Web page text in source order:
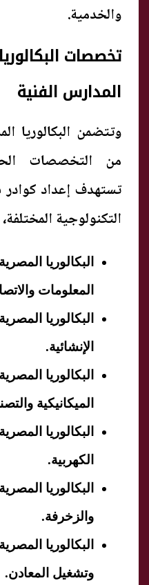
والخدمية.
تخصصات
المدارس الفنية
وتتضمن البكالوريا
من التخصصات
تستهدف إعداد كوادر
التكنولوجية
البكالوريا
المعلومات
البكالوريا
الإنشائية.
البكالوريا
الميكانيكية
البكالوريا
الكهربية.
البكالوريا
والزخرفة.
البكالوريا
وتشغيل المعادن.